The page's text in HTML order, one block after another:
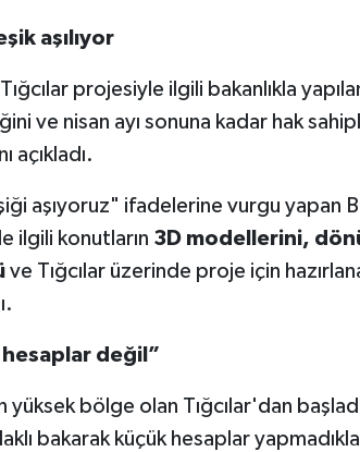
aşılıyor
projesiyle ilgili bakanlıkla
ve nisan ayı sonuna kadar hak
açıkladı.
aşıyoruz" ifadelerine vurgu yapan
ilgili konutların 3D modellerini,
ve Tığcılar üzerinde proje için
hesaplar değil”
bölge olan Tığcılar'dan
bakarak küçük hesaplar